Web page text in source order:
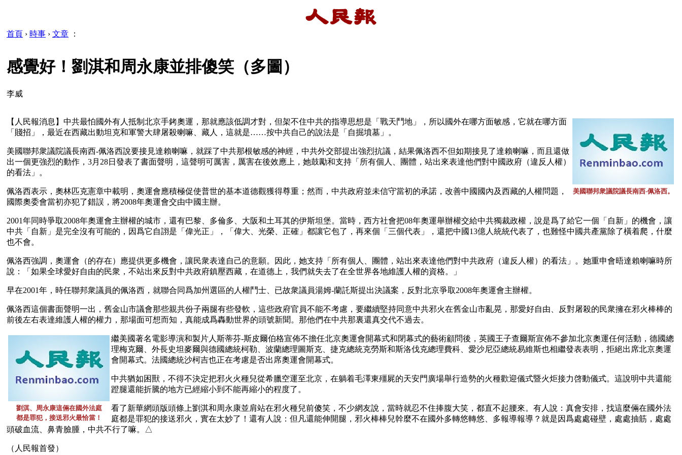
首頁 › 時事 › 文章 ：
感覺好！劉淇和周永康並排傻笑（多圖）
李威
美國聯邦衆議院議長南西-佩洛西。
【人民報消息】中共最怕國外有人抵制北京手銬奧運，那就應該低調才對，但架不住中共的指導思想是「戰天鬥地」，所以國外在哪方面敏感，它就在哪方面
「賤招」，最近在西藏出動坦克和軍警大肆屠殺喇嘛、藏人，這就是……按中共自己的說法是「自掘墳墓」。
美國聯邦衆議院議長南西-佩洛西說要接見達賴喇嘛，就踩了中共那根敏感的神經，中共外交部提出強烈抗議，結果佩洛西不但如期接見了達賴喇嘛，而且還做
出一個更強烈的動作，3月28日發表了書面聲明，這聲明可厲害，厲害在後效應上，她鼓勵和支持「所有個人、團體，站出來表達他們對中國政府（違反人權）
的看法」。
佩洛西表示，奧林匹克憲章中載明，奧運會應積極促使普世的基本道德觀獲得尊重；然而，中共政府並未信守當初的承諾，改善中國國內及西藏的人權問題，
國際奧委會當初亦犯了錯誤，將2008年奧運會交由中國主辦。
2001年同時爭取2008年奧運會主辦權的城市，還有巴黎、多倫多、大阪和土耳其的伊斯坦堡。當時，西方社會把08年奧運舉辦權交給中共獨裁政權，說是爲了給它一個「自新」的機會，讓
中共「自新」是完全沒有可能的，因爲它自詡是「偉光正」，「偉大、光榮、正確」都讓它包了，再來個「三個代表」，還把中國13億人統統代表了，也難怪中國共產黨除了橫着爬，什麼
也不會。
佩洛西強調，奧運會（的存在）應提供更多機會，讓民衆表達自己的意願。因此，她支持「所有個人、團體，站出來表達他們對中共政府（違反人權）的看法」。她重申會晤達賴喇嘛時所
說：「如果全球愛好自由的民衆，不站出來反對中共政府鎮壓西藏，在道德上，我們就失去了在全世界各地維護人權的資格。」
早在2001年，時任聯邦衆議員的佩洛西，就聯合同爲加州選區的人權鬥士、已故衆議員湯姆-蘭託斯提出決議案，反對北京爭取2008年奧運會主辦權。
佩洛西這個書面聲明一出，舊金山市議會那些親共份子兩腿有些發軟，這些政府官員不能不考慮，要繼續堅持同意中共邪火在舊金山市亂晃，那愛好自由、反對屠殺的民衆擁在邪火棒棒的
前後左右表達維護人權的權力，那場面可想而知，真能成爲轟動世界的頭號新聞。那他們在中共那裏還真交代不過去。
劉淇、周永康這倆在國外法庭
都是罪犯，接送邪火最恰當！
繼美國著名電影導演和製片人斯蒂芬-斯皮爾伯格宣佈不擔任北京奧運會開幕式和閉幕式的藝術顧問後，英國王子查爾斯宣佈不參加北京奧運任何活動，德國總
理梅克爾、外長史坦麥爾與德國總統柯勒、波蘭總理圖斯克、捷克總統克勞斯和斯洛伐克總理費科、愛沙尼亞總統易維斯也相繼發表表明，拒絕出席北京奧運
會開幕式。法國總統沙柯吉也正在考慮是否出席奧運會開幕式。
中共猶如困獸，不得不決定把邪火火種兒從希臘空運至北京，在躺着毛澤東殭屍的天安門廣場舉行造勢的火種歡迎儀式暨火炬接力啓動儀式。這說明中共還能
蹬腿還能折騰的地方已經縮小到不能再縮小的程度了。
看了新華網頭版頭條上劉淇和周永康並肩站在邪火種兒前傻笑，不少網友說，當時就忍不住捧腹大笑，都直不起腰來。有人說：真會安排，找這麼倆在國外法
庭都是罪犯的接送邪火，實在太妙了！還有人說：但凡還能伸開腿，邪火棒棒兒幹麼不在國外多轉悠轉悠、多報導報導？就是因爲處處碰壁，處處抽筋，處處
頭破血流、鼻青臉腫，中共不行了嘛。△
（人民報首發）